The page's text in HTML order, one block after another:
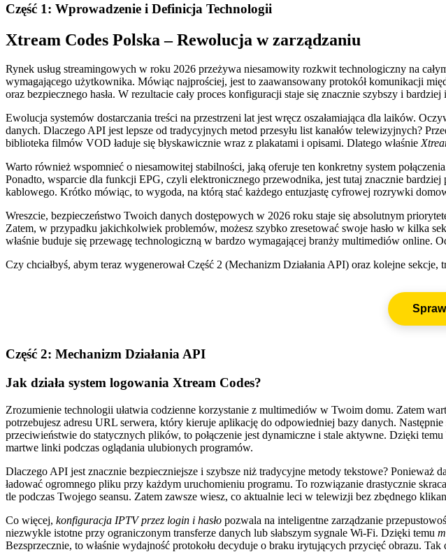
Część 1: Wprowadzenie i Definicja Technologii
Xtream Codes Polska – Rewolucja w zarządzaniu
Rynek usług streamingowych w roku 2026 przeżywa niesamowity rozkwit technologiczny na
wymagającego użytkownika. Mówiąc najprościej, jest to zaawansowany protokół komunikacji
oraz bezpiecznego hasła. W rezultacie cały proces konfiguracji staje się znacznie szybszy i
Ewolucja systemów dostarczania treści na przestrzeni lat jest wręcz oszałamiająca dla laików.
danych. Dlaczego API jest lepsze od tradycyjnych metod przesyłu list kanałów telewizyjnych?
biblioteka filmów VOD ładuje się błyskawicznie wraz z plakatami i opisami. Dlatego właśnie
Warto również wspomnieć o niesamowitej stabilności, jaką oferuje ten konkretny system
Ponadto, wsparcie dla funkcji EPG, czyli elektronicznego przewodnika, jest tutaj znacznie
kablowego. Krótko mówiąc, to wygoda, na którą stać każdego entuzjastę cyfrowej rozrywki
Wreszcie, bezpieczeństwo Twoich danych dostępowych w 2026 roku staje się absolutnym
Zatem, w przypadku jakichkolwiek problemów, możesz szybko zresetować swoje hasło w kilka
właśnie buduje się przewagę technologiczną w bardzo wymagającej branży multimediów online.
Czy chciałbyś, abym teraz wygenerował Część 2 (Mechanizm Działania API) oraz kolejne sekcje,
Część 2: Mechanizm Działania API
Jak działa system logowania Xtream Codes?
Zrozumienie technologii ułatwia codzienne korzystanie z multimediów w Twoim domu. Zatem
potrzebujesz adresu URL serwera, który kieruje aplikację do odpowiedniej bazy danych.
przeciwieństwie do statycznych plików, to połączenie jest dynamiczne i stale aktywne. Dzięki
martwe linki podczas oglądania ulubionych programów.
Dlaczego API jest znacznie bezpieczniejsze i szybsze niż tradycyjne metody tekstowe? Ponieważ
ładować ogromnego pliku przy każdym uruchomieniu programu. To rozwiązanie drastycznie
tle podczas Twojego seansu. Zatem zawsze wiesz, co aktualnie leci w telewizji bez zbędnego
Co więcej, konfiguracja IPTV przez login i hasło pozwala na inteligentne zarządzanie
niezwykle istotne przy ograniczonym transferze danych lub słabszym sygnale Wi-Fi. Dzięki temu
Bezsprzecznie, to właśnie wydajność protokołu decyduje o braku irytujących przycięć obrazu.